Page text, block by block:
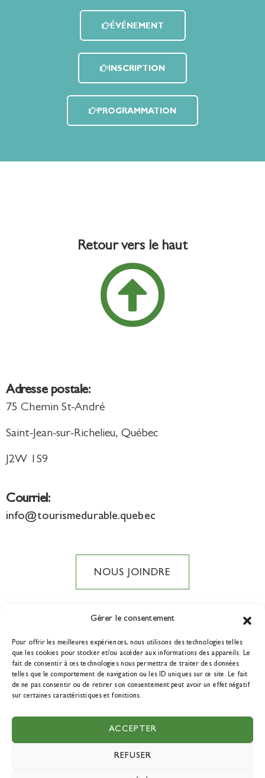
Gérer le consentement
Pour offrir les meilleures expériences, nous utilisons des technologies telles
que les cookies pour stocker et/ou accéder aux informations des appareils. Le
fait de consentir à ces technologies nous permettra de traiter des données
telles que le comportement de navigation ou les ID uniques sur ce site. Le fait
de ne pas consentir ou de retirer son consentement peut avoir un effet négatif
sur certaines caractéristiques et fonctions.
ACCEPTER
REFUSER
ÉVÉNEMENT
INSCRIPTION
PROGRAMMATION
Retour vers le haut
Adresse postale:
75 Chemin St-André
Saint-Jean-sur-Richelieu, Québec
J2W 1S9
Courriel:
info@tourismedurable.quebec
NOUS JOINDRE
DEVENIR MEMBRE
© 2021 Tourisme durable Québec. Tous droits réservés. Une
La boîte à outils.